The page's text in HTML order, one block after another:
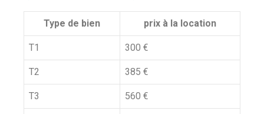
Type de bien prix à la location
T1 300 €
T2 385 €
T3 560 €